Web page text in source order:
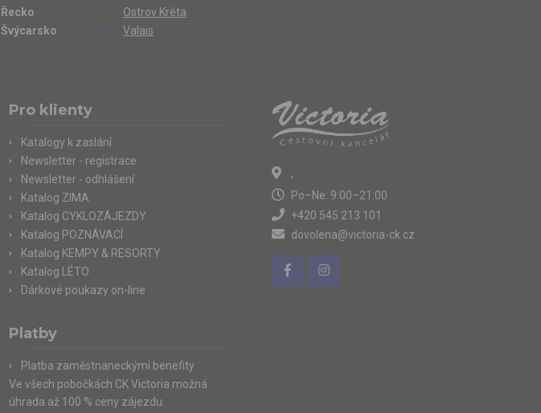
Řecko
Ostrov Kréta
Švýcarsko
Valais
Pro klienty
Katalogy k zaslání
Newsletter - registrace
Newsletter - odhlášení
Katalog ZIMA
Katalog CYKLOZÁJEZDY
Katalog POZNÁVACÍ
Katalog KEMPY & RESORTY
Katalog LÉTO
Dárkové poukazy on-line
Platby
Platba zaměstnaneckými benefity
Ve všech pobočkách CK Victoria možná
úhrada až 100 % ceny zájezdu.
,
Po–Ne: 9:00–21:00
+420 545 213 101
dovolena@victoria-ck.cz